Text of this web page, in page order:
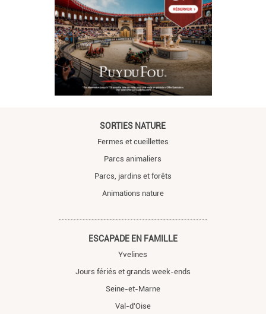
SORTIES NATURE
Fermes et cueillettes
Parcs animaliers
Parcs, jardins et forêts
Animations nature
ESCAPADE EN FAMILLE
Yvelines
Jours fériés et grands week-ends
Seine-et-Marne
Val-d'Oise